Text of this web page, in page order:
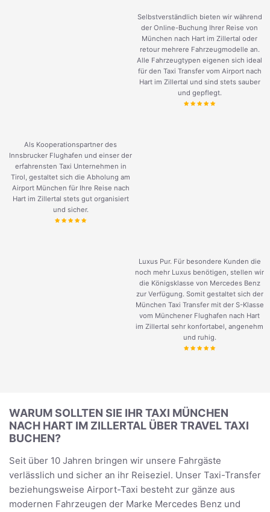
Selbstverständlich bieten wir während
der Online-Buchung Ihrer Reise von
München nach Hart im Zillertal oder
retour mehrere Fahrzeugmodelle an.
Alle Fahrzeugtypen eigenen sich ideal
für den Taxi Transfer vom Airport nach
Hart im Zillertal und sind stets sauber
und gepflegt.
Als Kooperationspartner des
Innsbrucker Flughafen und einser der
erfahrensten Taxi Unternehmen in
Tirol, gestaltet sich die Abholung am
Airport München für Ihre Reise nach
Hart im Zillertal stets gut organisiert
und sicher.
Luxus Pur. Für besondere Kunden die
noch mehr Luxus benötigen, stellen wir
die Königsklasse von Mercedes Benz
zur Verfügung. Somit gestaltet sich der
München Taxi Transfer mit der S-Klasse
vom Münchener Flughafen nach Hart
im Zillertal sehr konfortabel, angenehm
und ruhig.
WARUM SOLLTEN SIE IHR TAXI MÜNCHEN
NACH HART IM ZILLERTAL ÜBER TRAVEL TAXI
BUCHEN?
Seit über 10 Jahren bringen wir unsere Fahrgäste
verlässlich und sicher an ihr Reiseziel. Unser Taxi-Transfer
beziehungsweise Airport-Taxi besteht zur gänze aus
modernen Fahrzeugen der Marke Mercedes Benz und